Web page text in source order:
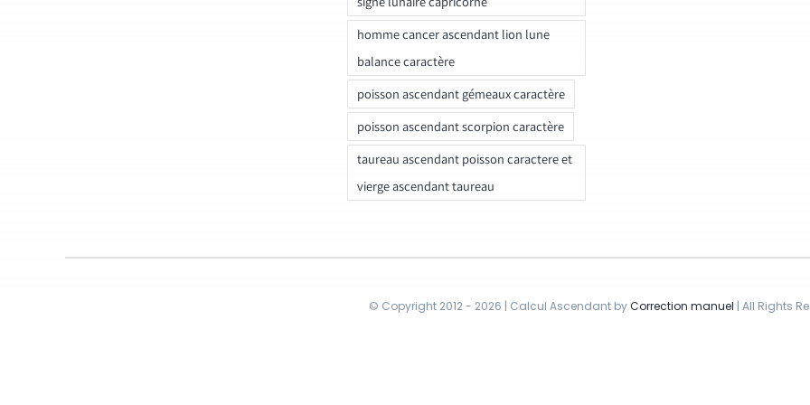
homme cancer ascendant lion lune
balance caractère
poisson ascendant gémeaux caractère
poisson ascendant scorpion caractère
taureau ascendant poisson caractere et
vierge ascendant taureau
© Copyright 2012 - 2026 | Calcul Ascendant byCorrection manuel | All Rights